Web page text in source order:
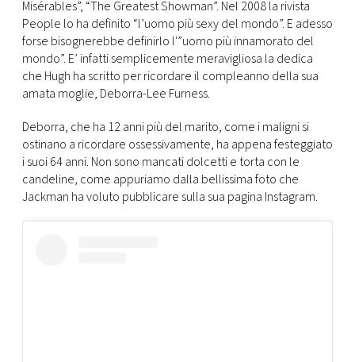
CONSIGLIA
Misérables”, “The Greatest Showman”. Nel 2008 la rivista
People lo ha definito “l’uomo più sexy del mondo”. E adesso
forse bisognerebbe definirlo l'”uomo più innamorato del
mondo”. E’ infatti semplicemente meravigliosa la dedica
che Hugh ha scritto per ricordare il compleanno della sua
amata moglie, Deborra-Lee Furness.
Deborra, che ha 12 anni più del marito, come i maligni si
ostinano a ricordare ossessivamente, ha appena festeggiato
i suoi 64 anni. Non sono mancati dolcetti e torta con le
candeline, come appuriamo dalla bellissima foto che
Jackman ha voluto pubblicare sulla sua pagina Instagram.